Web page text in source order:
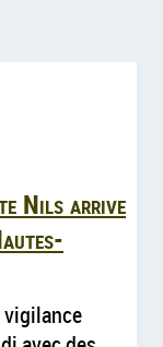
Nils arrive
vigilance